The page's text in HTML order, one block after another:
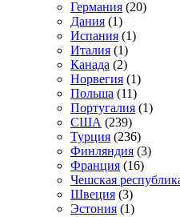
Германия (20)
Дания (1)
Испания (1)
Италия (1)
Канада (2)
Норвегия (1)
Польша (11)
Португалия (1)
США (239)
Турция (236)
Финляндия (3)
Франция (16)
Чешская
Швеция (3)
Эстония (1)